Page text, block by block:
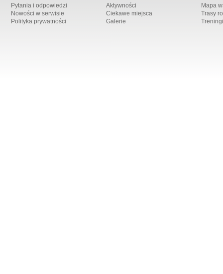
Pytania i odpowiedzi
Nowości w serwisie
Polityka prywatności
Aktywności
Ciekawe miejsca
Galerie
Mapa
Trasy